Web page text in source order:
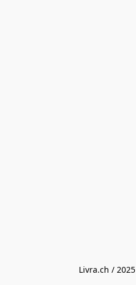
Livra.ch / 2025